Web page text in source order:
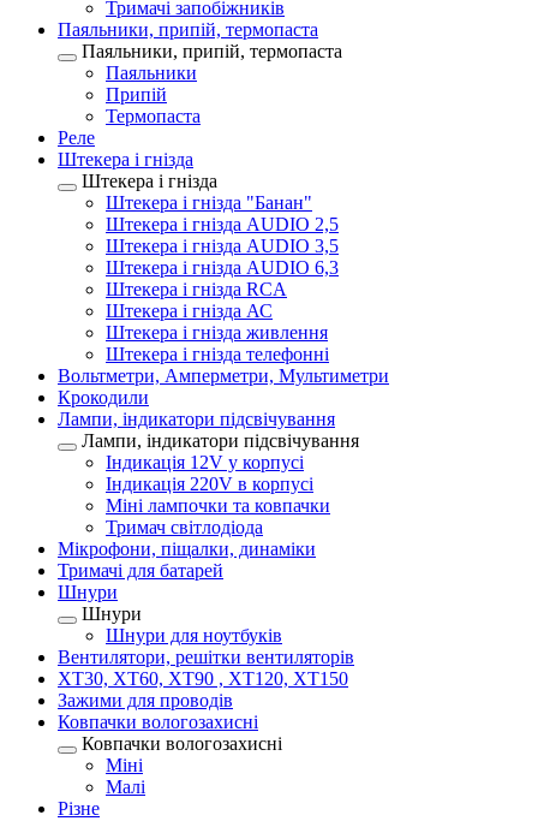
Тримачі запобіжників
Паяльники, припій, термопаста
Паяльники, припій, термопаста
Паяльники
Припій
Термопаста
Реле
Штекера і гнізда
Штекера і гнізда
Штекера і гнізда "Банан"
Штекера і гнізда AUDIO 2,5
Штекера і гнізда AUDIO 3,5
Штекера і гнізда AUDIO 6,3
Штекера і гнізда RCA
Штекера і гнізда АС
Штекера і гнізда живлення
Штекера і гнізда телефонні
Вольтметри, Амперметри, Мультиметри
Крокодили
Лампи, індикатори підсвічування
Лампи, індикатори підсвічування
Індикація 12V у корпусі
Індикація 220V в корпусі
Міні лампочки та ковпачки
Тримач світлодіода
Мікрофони, піщалки, динаміки
Тримачі для батарей
Шнури
Шнури
Шнури для ноутбуків
Вентилятори, решітки вентиляторів
XT30, XT60, XT90 , XT120, XT150
Зажими для проводів
Ковпачки вологозахисні
Ковпачки вологозахисні
Міні
Малі
Різне